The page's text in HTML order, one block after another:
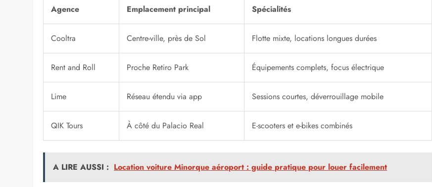
Le cœur de Madrid abonde en agences prêtes à vous équiper. Près du Palacio Real, des spots comme ceux de QIK
Tours facilitent le départ immédiat vers les plazas animées. Autour du Retiro, Rent and Roll propose des stations avec
protections complètes, idéales pour une balade matinale. Cooltra, implanté dans plusieurs quartiers, gère des flottes
variées pour tous les budgets. Lime déploie un réseau de scooters partagés via app, parfait pour des sessions
spontanées. Ces emplacements stratégiques minimisent les temps morts, vous laissant plus de route à avaler.
Chacune intègre des services comme la livraison à domicile ou l’assurance incluse, adaptant l’offre à vos besoins
précis.
Comparaison des agences populaires